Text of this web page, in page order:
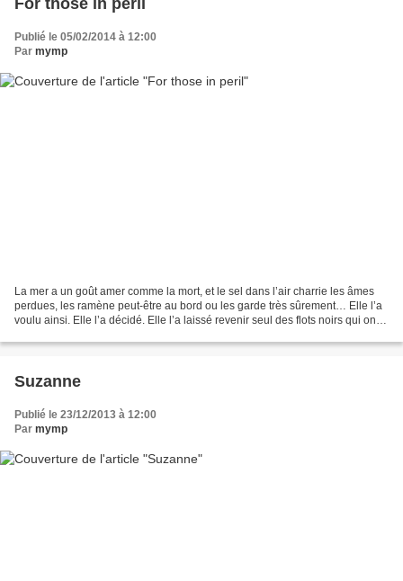
Publié le 05/02/2014 à 12:00
Par mymp
La mer a un goût amer comme la mort, et le sel dans l’air charrie les âmes
perdues, les ramène peut-être au bord ou les garde très sûrement… Elle l’a
voulu ainsi. Elle l’a décidé. Elle l’a laissé revenir seul des flots noirs qui ont
Suzanne
Publié le 23/12/2013 à 12:00
Par mymp